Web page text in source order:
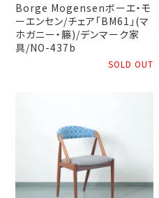
Borge Mogensenボーエ・モ
ーエンセン/チェア「BM61」(マ
ホガニー・籐)/デンマーク家
具/NO-437b
SOLD OUT